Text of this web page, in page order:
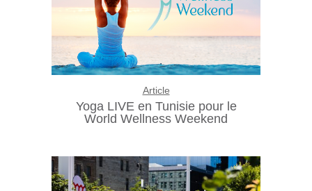
Article
Yoga LIVE en Tunisie pour le
World Wellness Weekend